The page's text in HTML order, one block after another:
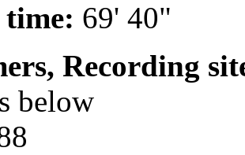
69' 40"
Recording
below